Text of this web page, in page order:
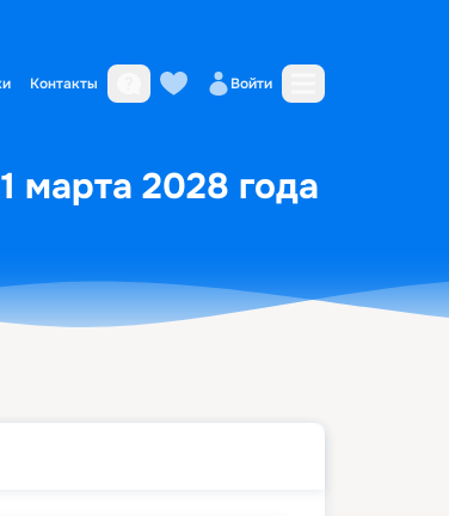
Контакты Войти
марта 2028 года